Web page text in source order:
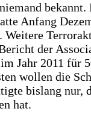
bekannt.
Anfang
Weitere
der
Jahr 2011 für
wollen die
bislang nur,
hat.